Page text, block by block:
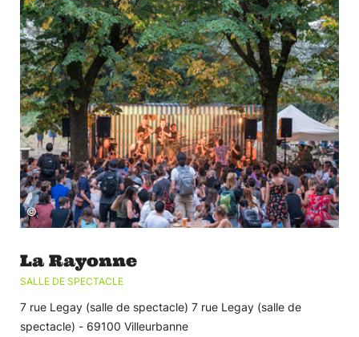
©
La Rayonne
SALLE DE SPECTACLE
7 rue Legay (salle de spectacle) 7 rue Legay (salle de
spectacle) - 69100 Villeurbanne